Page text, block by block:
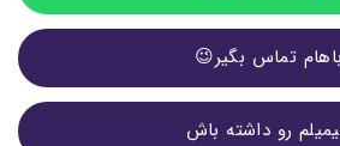
باهام تماس بگیر😉
رو داشته باش